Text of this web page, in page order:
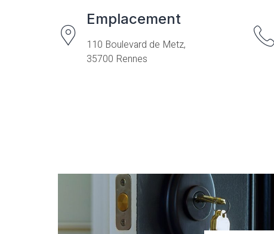
Emplacement
110 Boulevard de Metz,
35700 Rennes